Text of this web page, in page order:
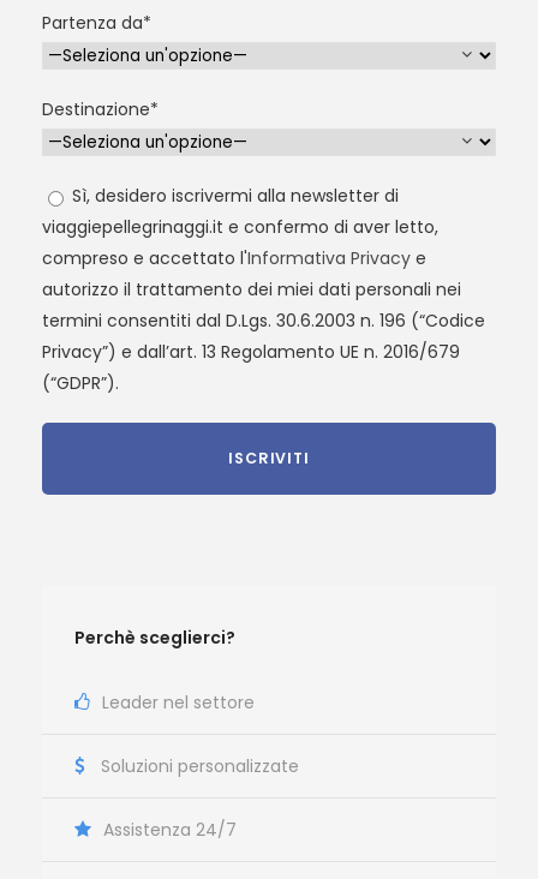
Partenza da*
Destinazione*
Sì, desidero iscrivermi alla newsletter di
viaggiepellegrinaggi.it e confermo di aver letto,
compreso e accettato l'Informativa Privacy e
autorizzo il trattamento dei miei dati personali nei
termini consentiti dal D.Lgs. 30.6.2003 n. 196 (“Codice
Privacy”) e dall’art. 13 Regolamento UE n. 2016/679
(“GDPR”).
Perchè sceglierci?
Leader nel settore
Soluzioni personalizzate
Assistenza 24/7